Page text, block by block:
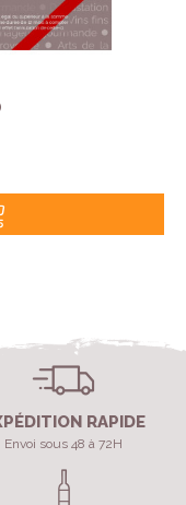
RAPIDE
Envoi sous 48 à 72H